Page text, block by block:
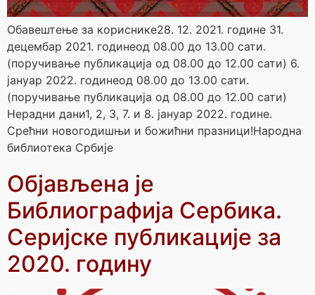
Обавештење за кориснике28. 12. 2021. године 31.
децембар 2021. годинеод 08.00 до 13.00 сати.
(поручивање публикација од 08.00 до 12.00 сати) 6.
јануар 2022. годинеод 08.00 до 13.00 сати.
(поручивање публикација од 08.00 до 12.00 сати)
Нерадни дани1, 2, 3, 7. и 8. јануар 2022. године.
Срећни новогодишњи и божићни празници!Народна
библиотека Србије
Објављена је
Библиографија Сербика.
Серијске публикације за
2020. годину